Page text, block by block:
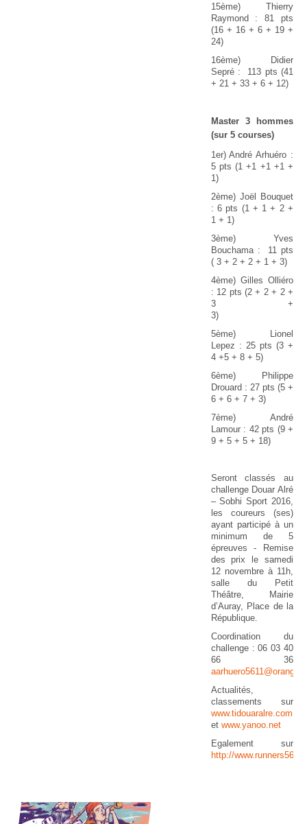
15ème) Thierry
Raymond : 81 pts
(16 + 16 + 6 + 19 +
24)
16ème) Didier
Sepré : 113 pts (41
+ 21 + 33 + 6 + 12)
Master 3 hommes
(sur 5 courses)
1er) André Arhuéro :
5 pts (1 +1 +1 +1 +
1)
2ème) Joël Bouquet
: 6 pts (1 + 1 + 2 +
1 + 1)
3ème) Yves
Bouchama : 11 pts
( 3 + 2 + 2 + 1 + 3)
4ème) Gilles Olliéro
: 12 pts (2 + 2 + 2 +
3 +
3)
5ème) Lionel
Lepez : 25 pts (3 +
4 +5 + 8 + 5)
6ème) Philippe
Drouard : 27 pts (5 +
6 + 6 + 7 + 3)
7ème) André
Lamour : 42 pts (9 +
9 + 5 + 5 + 18)
Seront classés au
challenge Douar Alré
– Sobhi Sport 2016,
les coureurs (ses)
ayant participé à un
minimum de 5
épreuves - Remise
des prix le samedi
12 novembre à 11h,
salle du Petit
Théâtre, Mairie
d’Auray, Place de la
République.
Coordination du
challenge : 06 03 40
66 36
aarhuero5611@orange.fr
Actualités,
classements sur
www.tidouaralre.com
et www.yanoo.net
Egalement sur
http://www.runners56.fr